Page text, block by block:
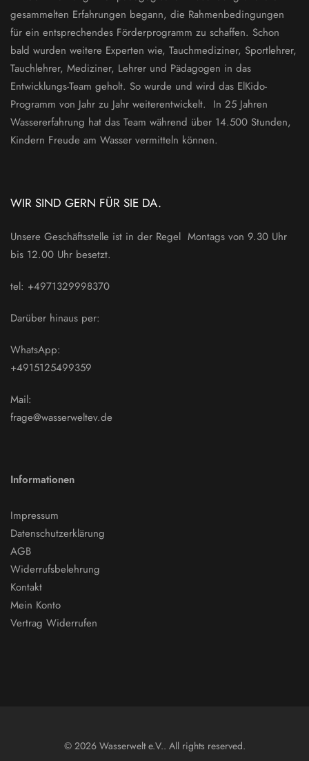
gesammelten Erfahrungen begann, die Rahmenbedingungen
für ein entsprechendes Förderprogramm zu schaffen. Schon
bald wurden weitere Experten wie, Tauchmediziner, Sportlehrer,
Tauchlehrer, Mediziner, Lehrer und Pädagogen in das
Entwicklungs-Team geholt. So wurde und wird das ElKido-
Programm von Jahr zu Jahr weiterentwickelt. In 25 Jahren
Wassererfahrung hat das Team während über 14.500 Stunden,
Kindern Freude am Wasser vermitteln können.
WIR SIND GERN FÜR SIE DA.
Unsere Geschäftsstelle ist in der Regel Montags von 9.30 Uhr
bis 12.00 Uhr besetzt.
tel: +4971329998370
Darüber hinaus per:
WhatsApp:
+4915125499359
Mail:
frage@wasserweltev.de
Informationen
Impressum
Datenschutzerklärung
AGB
Widerrufsbelehrung
Kontakt
Mein Konto
Vertrag Widerrufen
© 2026 Wasserwelt e.V.. All rights reserved.